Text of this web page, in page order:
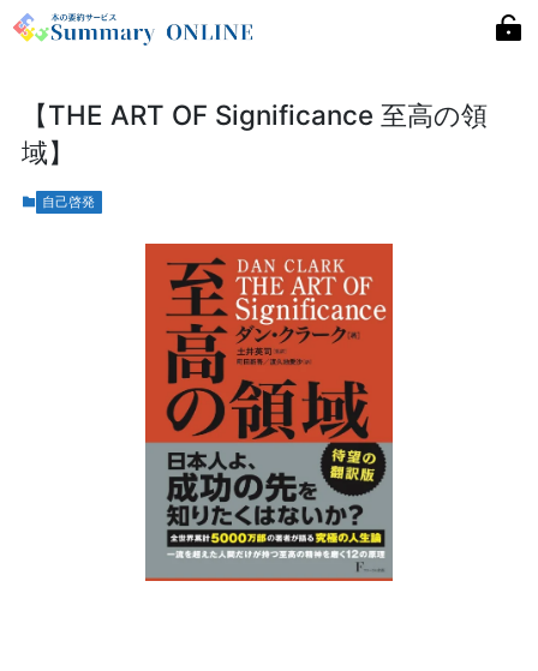
【THE ART OF Significance 至高の領
域】
自己啓発